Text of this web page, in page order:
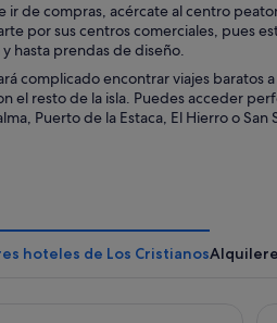
ir de compras, acércate al centro
por sus centros comerciales, pues
y hasta prendas de diseño.
complicado encontrar viajes baratos
el resto de la isla. Puedes acceder
Puerto de la Estaca, El Hierro o
hoteles de Los Cristianos